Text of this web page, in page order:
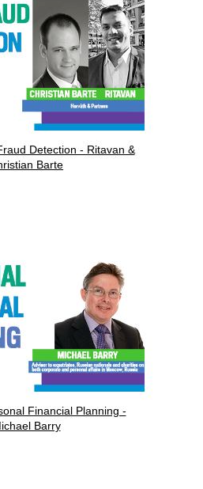
Detection - Ritavan &
Barte
Financial Planning -
Barry